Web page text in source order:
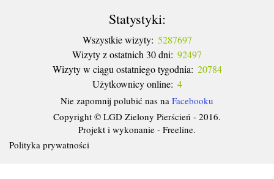
Statystyki:
Wszystkie wizyty: 5287697
Wizyty z ostatnich 30 dni: 92497
Wizyty w ciągu ostatniego tygodnia: 20784
Użytkownicy online: 4
Nie zapomnij polubić nas na Facebooku
Copyright © LGD Zielony Pierścień - 2016.
Projekt i wykonanie - Freeline.
Polityka prywatności